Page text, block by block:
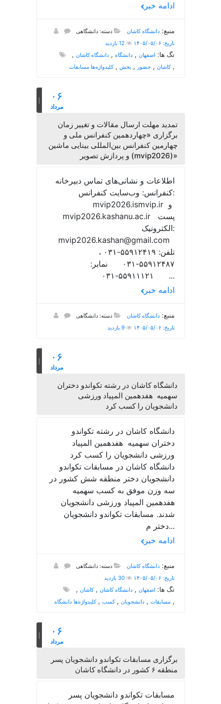
ادامه خبر
منبع:دانشگاه کاشان
دسته: دانشگاهی
تاریخ: ۱۴۰۵/۰۵/۰۶
تگ ها: اصفهان ,دانشگاه ,دانشگاه کاشان ,
کاشان , حضور , بخش ,کلیدواژه‌ها مسابقات ,
۰۶
مرداد
تمدید مهلت ارسال مقالات و تغییر زمان
برگزاری «چهاردهمین کنفرانس ملی و
چهارمین کنفرانس بین‌المللی بینایی ماشین
و پردازش تصویر (mvip2026)»
اطلاعات و نشانی‌های تماس دبیرخانه
کنفرانس: وب‌سایت کنفرانس:
mvip2026.ismvip.ir و
mvip2026.kashanu.ac.ir پست
الکترونیک:
mvip2026.kashan@gmail.com
تلفن: ۵۵۹۱۲۴۱۹-۰۳۱ ،
۵۵۹۱۲۴۸۷-۰۳۱ نمابر:
۵۵۹۱۱۱۲۱-۰۳۱ ...
ادامه خبر
منبع:دانشگاه کاشان
دسته: دانشگاهی
تاریخ: ۱۴۰۵/۰۵/۰۶
9 بازدید
۰۶
مرداد
دانشگاه کاشان در رشته تکواندو دختران
سهمیه هفدهمین المپیاد ورزشی
دانشجویان را کسب کرد
دانشگاه کاشان در رشته تکواندو
دختران سهمیه هفدهمین المپیاد
ورزشی دانشجویان را کسب کرد
دانشگاه کاشان در مسابقات تکواندو
دانشجویان دختر منطقه شش کشور در
سه وزن موفق به کسب سهمیه
هفدهمین المپیاد ورزشی دانشجویان
شدند. مسابقات تکواندو دانشجویان
دختر م...
ادامه خبر
منبع:دانشگاه کاشان
دسته: دانشگاهی
تاریخ: ۱۴۰۵/۰۵/۰۶
30 بازدید
تگ ها: اصفهان ,دانشگاه کاشان ,کاشان ,
مسابقات ,دانشجویان ,کسب ,کلیدواژه‌ها دانشگاه ,
۰۶
مرداد
برگزاری مسابقات تکواندو دانشجویان پسر
منطقه ۶ کشور در دانشگاه کاشان
مسابقات تکواندو دانشجویان پسر